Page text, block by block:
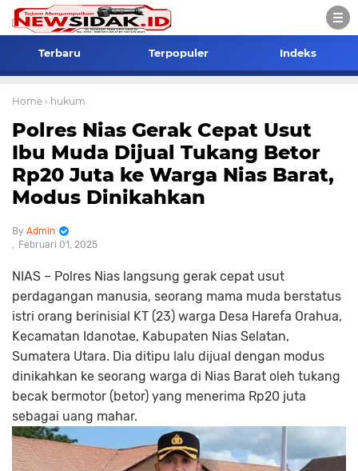
Terbaru Terpopuler Indeks
Home › hukum
Polres Nias Gerak Cepat Usut
Ibu Muda Dijual Tukang Betor
Rp20 Juta ke Warga Nias Barat,
Modus Dinikahkan
Admin
Februari 01, 2025
NIAS – Polres Nias langsung gerak cepat usut
perdagangan manusia, seorang mama muda berstatus
istri orang berinisial KT (23) warga Desa Harefa Orahua,
Kecamatan Idanotae, Kabupaten Nias Selatan,
Sumatera Utara. Dia ditipu lalu dijual dengan modus
dinikahkan ke seorang warga di Nias Barat oleh tukang
becak bermotor (betor) yang menerima Rp20 juta
sebagai uang mahar.